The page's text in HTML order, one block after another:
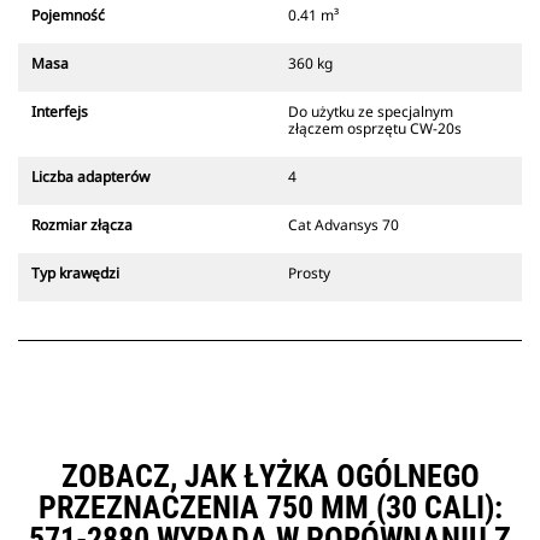
zasięgu wzroku operatora.
Cat są zgodne z gąsienicowymi
koparkami kołowymi. Dostępne są
kopania rowów.
specjalnych złączy CW
szybkozłączy. Specjalne złącza CW
mocowania osprzętu.
Pojemność 0.41 m³
Masa 360 kg
Interfejs
Do użytku ze specjalnym
złączem osprzętu CW-20s
Liczba adapterów 4
Rozmiar złącza Cat Advansys 70
Typ krawędzi Prosty
ZOBACZ, JAK ŁYŻKA OGÓLNEGO
PRZEZNACZENIA 750 MM (30 CALI):